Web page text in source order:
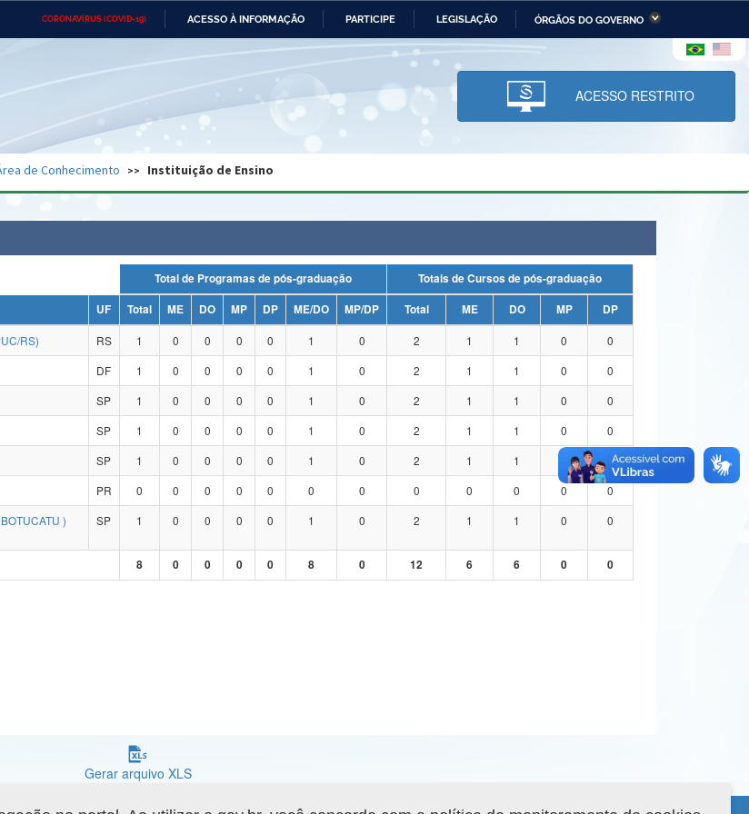
CORONAVÍRUS (COVID-19) ACESSO À INFORMAÇÃO PARTICIPE LEGISLAÇÃO ÓRGÃOS DO GOVERNO
Ministério das Relações Ministério da Economia Ministério da Infraestrutura
Ministério da Ciência,
Tecnologia, Inovações e
Comunicações
do Desenvolvimento
e dos Direitos Humanos
Geral da União Banco Central do Brasil Planalto
ACESSO RESTRITO
de Conhecimento Instituição de Ensino
Total de Programas de pós-graduação
Totais de Cursos de pós-graduação
UF Total ME DO MP DP ME/DO MP/DP Total ME DO MP
DP
RS)
RS 1 0 0 0 0 1 0 2 1 1 0
0
DF 1 0 0 0 0 1 0 2 1 1 0
0
SP 1 0 0 0 0 1 0 2 1 1 0
0
SP 1 0 0 0 0 1 0 2 1 1 0
0
SP 1 0 0 0 0 1 0 2 1 1
0
PR 0 0 0 0 0 0 0 0 0 0 0
0
)
SP 1 0 0 0 0 1 0 2 1 1 0 0
8 0 0 0 0 8 0 12 6 6 0 0
Gerar arquivo XLS